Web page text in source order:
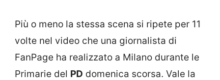
Più o meno la stessa scena si ripete per 11
volte nel video che una giornalista di
FanPage ha realizzato a Milano durante le
Primarie del PD domenica scorsa. Vale la